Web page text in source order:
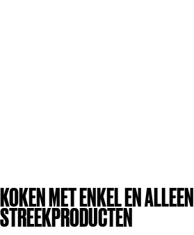
KOKEN MET ENKEL EN ALLEEN
STREEKPRODUCTEN